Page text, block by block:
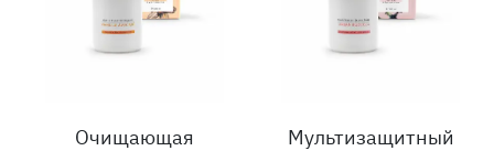
Очищающая
Мультизащитный